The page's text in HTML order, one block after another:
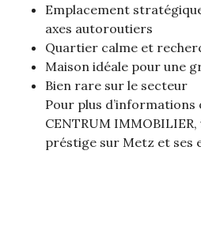
Emplacement
axes autoroutiers
Quartier calme et
Maison idéale pour une
Bien rare sur le secteur
Pour plus
CENTRUM
préstige sur Metz et ses